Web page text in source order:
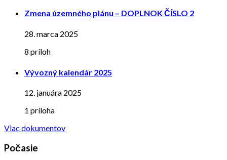
Zmena územného plánu – DOPLNOK ČÍSLO 2
28. marca 2025
8 príloh
Vývozný kalendár 2025
12. januára 2025
1 príloha
Viac dokumentov
Počasie